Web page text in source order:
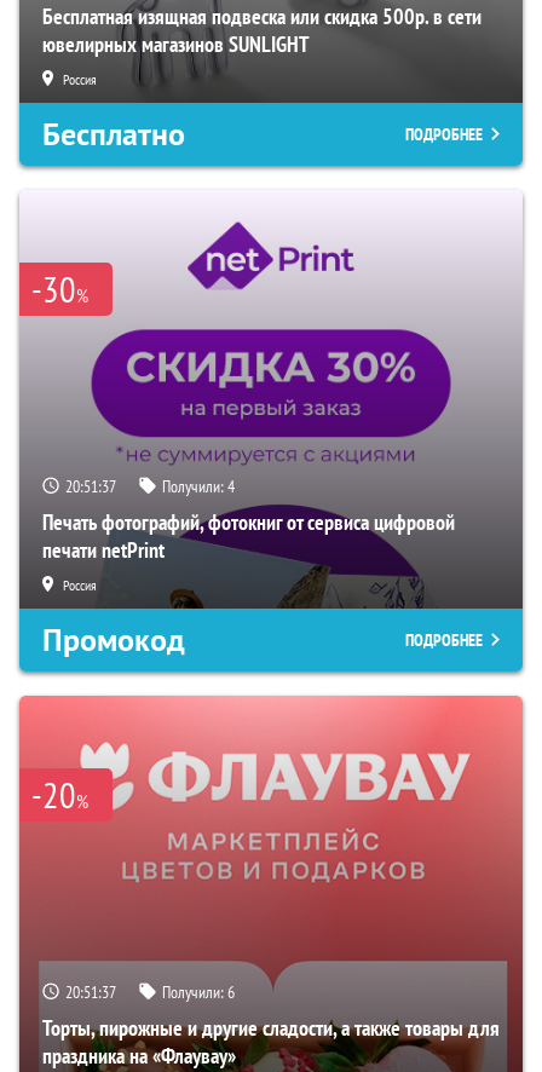
Бесплатная изящная подвеска или скидка 500р. в сети
ювелирных магазинов SUNLIGHT
Россия
Бесплатно ПОДРОБНЕЕ
-30%
20:51:36 Получили:4
Печать фотографий, фотокниг от сервиса цифровой
печати netPrint
Россия
Промокод ПОДРОБНЕЕ
-20%
20:51:36 Получили:6
Торты, пирожные и другие сладости, а также товары для
праздника на «Флаувау»